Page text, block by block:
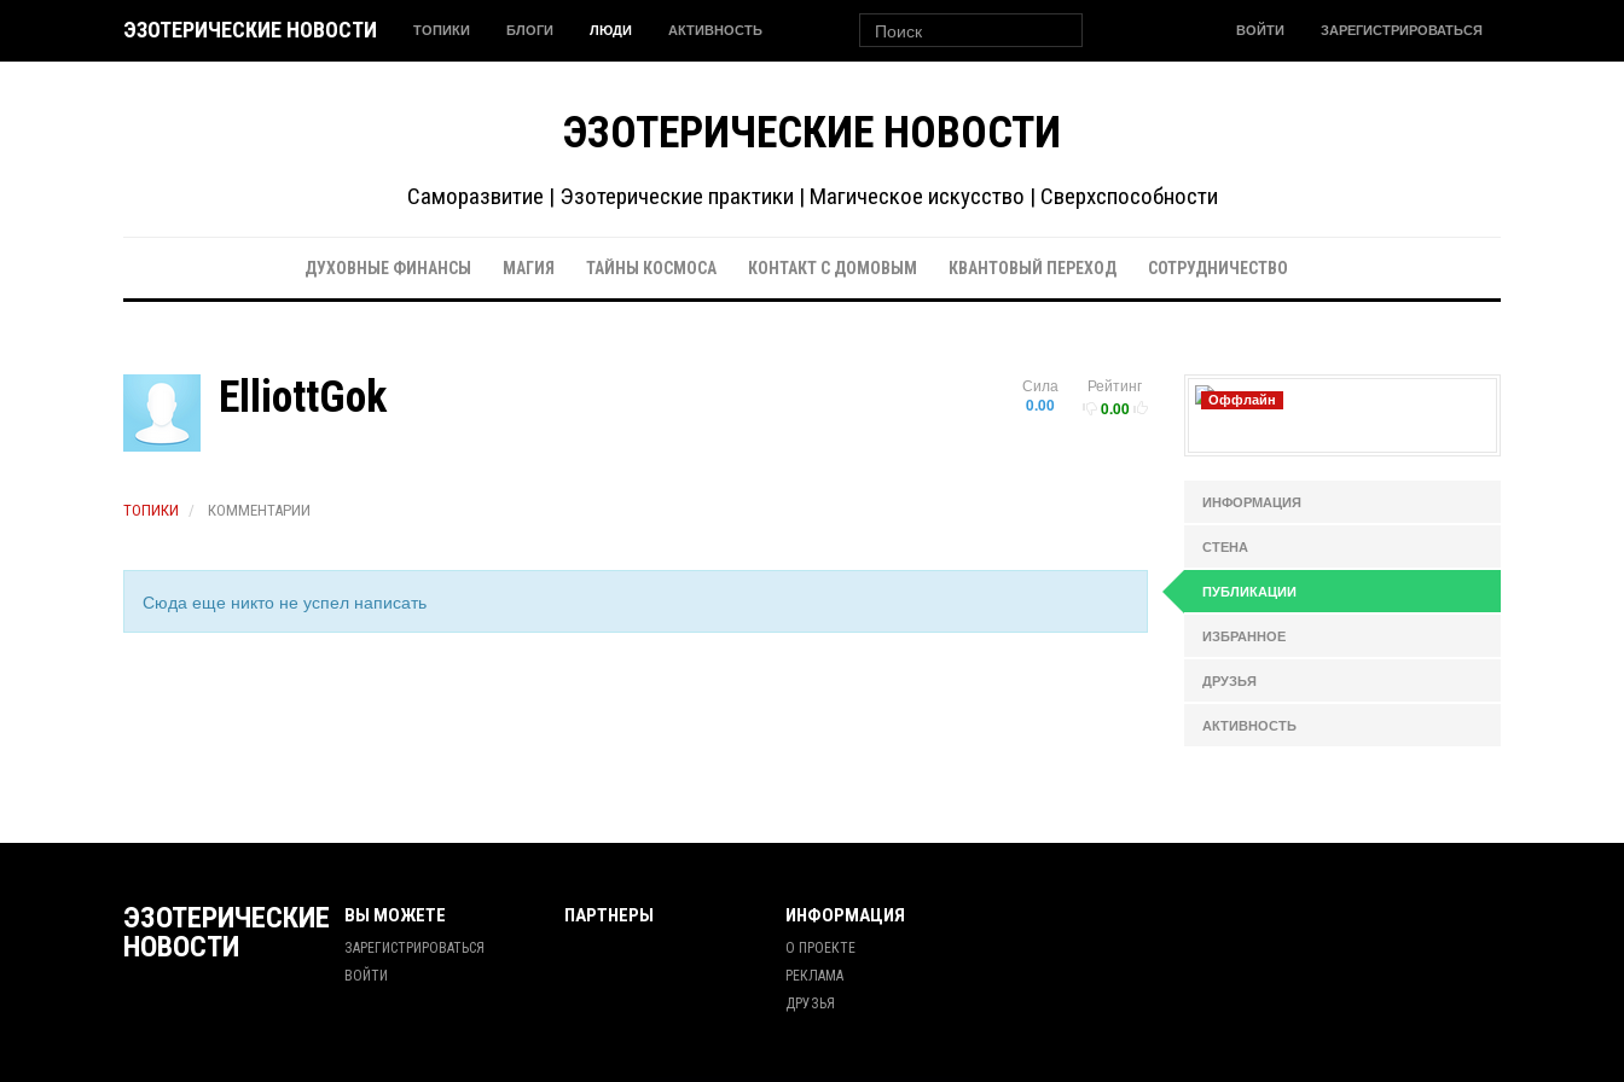
ЭЗОТЕРИЧЕСКИЕ НОВОСТИ ТОПИКИ БЛОГИ ЛЮДИ АКТИВНОСТЬ ВОЙТИ ЗАРЕГИСТРИРОВАТЬСЯ
ЭЗОТЕРИЧЕСКИЕ НОВОСТИ
Саморазвитие | Эзотерические практики | Магическое искусство | Сверхспособности
ДУХОВНЫЕ ФИНАНСЫ МАГИЯ ТАЙНЫ КОСМОСА КОНТАКТ С ДОМОВЫМ КВАНТОВЫЙ ПЕРЕХОД СОТРУДНИЧЕСТВО
Рейтинг
0.00
Сила
0.00
ElliottGok
ТОПИКИ КОММЕНТАРИИ
Сюда еще никто не успел написать
Оффлайн
ИНФОРМАЦИЯ
СТЕНА
ПУБЛИКАЦИИ
ИЗБРАННОЕ
ДРУЗЬЯ
АКТИВНОСТЬ
ЭЗОТЕРИЧЕСКИЕ
НОВОСТИ
ВЫ МОЖЕТЕ
ЗАРЕГИСТРИРОВАТЬСЯ
ВОЙТИ
ПАРТНЕРЫ ИНФОРМАЦИЯ
О ПРОЕКТЕ
РЕКЛАМА
ДРУЗЬЯ